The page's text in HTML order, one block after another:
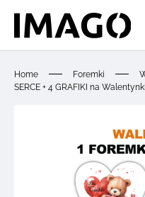
Home Foremki
SERCE + 4 GRAFIKI na